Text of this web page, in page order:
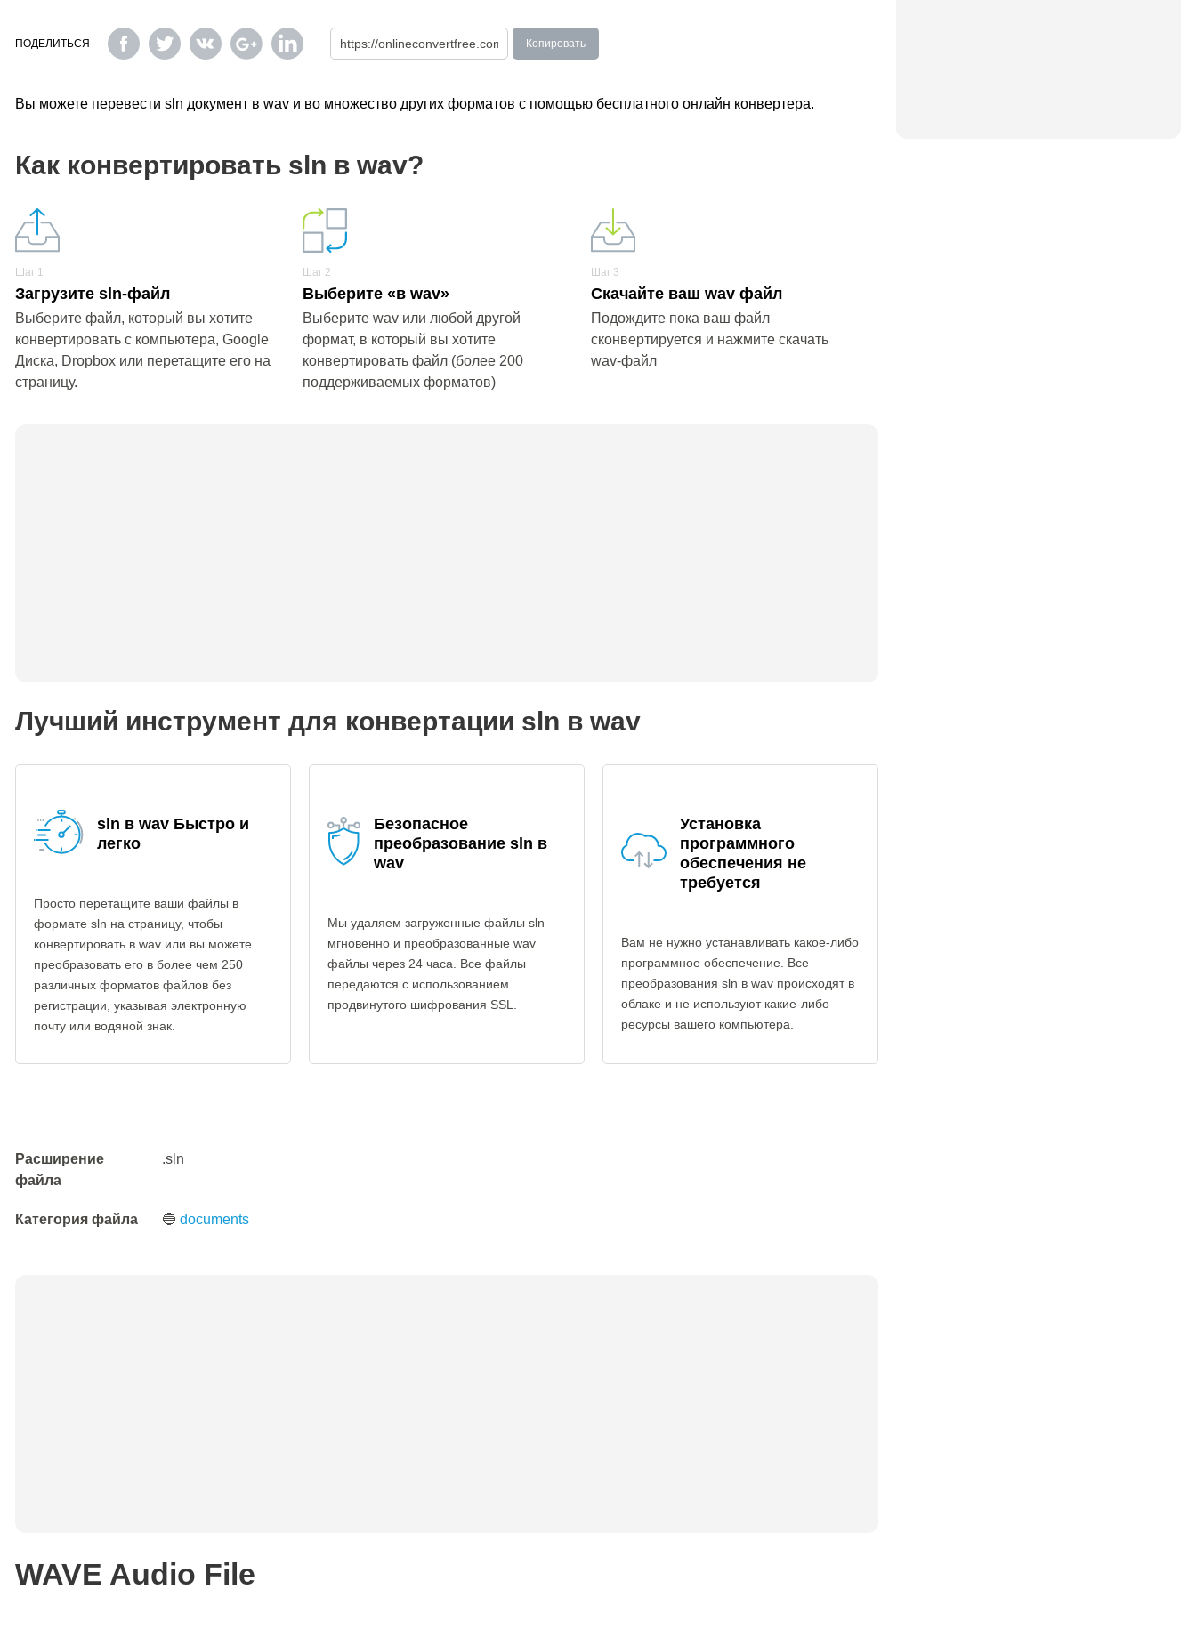
ПОДЕЛИТЬСЯ Копировать
Вы можете перевести sln документ в wav и во множество других форматов с помощью бесплатного онлайн конвертера.
Как конвертировать sln в wav?
Шаг 1
Загрузите sln-файл
Выберите файл, который вы хотите
конвертировать с компьютера, Google
Диска, Dropbox или перетащите его на
страницу.
Шаг 2
Выберите «в wav»
Выберите wav или любой другой
формат, в который вы хотите
конвертировать файл (более 200
поддерживаемых форматов)
Шаг 3
Скачайте ваш wav файл
Подождите пока ваш файл
сконвертируется и нажмите скачать
wav-файл
Лучший инструмент для конвертации sln в wav
sln в wav Быстро и
легко
Просто перетащите ваши файлы в
формате sln на страницу, чтобы
конвертировать в wav или вы можете
преобразовать его в более чем 250
различных форматов файлов без
регистрации, указывая электронную
почту или водяной знак.
Безопасное
преобразование sln в
wav
Мы удаляем загруженные файлы sln
мгновенно и преобразованные wav
файлы через 24 часа. Все файлы
передаются с использованием
продвинутого шифрования SSL.
Установка
программного
обеспечения не
требуется
Вам не нужно устанавливать какое-либо
программное обеспечение. Все
преобразования sln в wav происходят в
облаке и не используют какие-либо
ресурсы вашего компьютера.
Расширение
файла
.sln
Категория файла 🔵documents
WAVE Audio File